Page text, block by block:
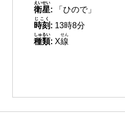
衛星
えいせい
:
「ひので」
時刻
じこく
: 13時8分
種類
しゅるい
: X線
せん